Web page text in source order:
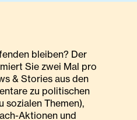
bleiben? Der
Sie zwei Mal pro
& Stories aus den
zu politischen
sozialen Themen),
Aktionen und